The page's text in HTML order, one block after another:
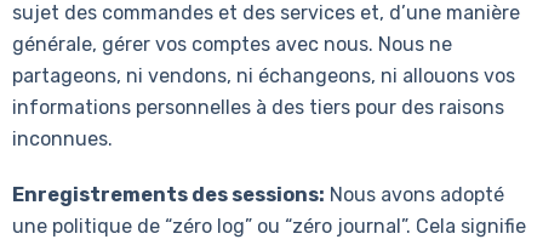
sujet des commandes et des services et, d’une manière
générale, gérer vos comptes avec nous. Nous ne
partageons, ni vendons, ni échangeons, ni allouons vos
informations personnelles à des tiers pour des raisons
inconnues.
Enregistrements des sessions: Nous avons adopté
une politique de “zéro log” ou “zéro journal”. Cela signifie